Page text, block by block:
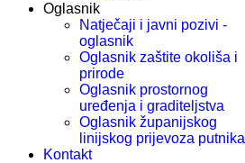
Oglasnik
Natječaji i javni pozivi -
oglasnik
Oglasnik zaštite okoliša i
prirode
Oglasnik prostornog
uređenja i graditeljstva
Oglasnik županijskog
linijskog prijevoza putnika
Kontakt